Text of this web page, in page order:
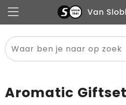
Alle categorieën
Pennen
Flessen
Meest gekozen
Boodschappen- en
Aromatic